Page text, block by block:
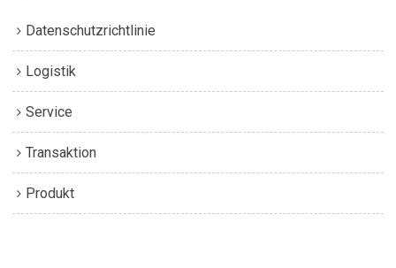
Datenschutzrichtlinie
Logistik
Service
Transaktion
Produkt